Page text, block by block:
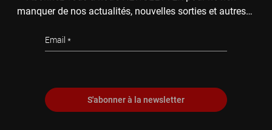
manquer de nos actualités, nouvelles sorties et autres
Email
S'abonner à la newsletter